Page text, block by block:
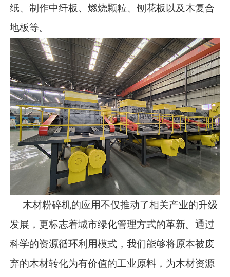
纸、制作中纤板、燃烧颗粒、刨花板以及木复合
地板等。
木材粉碎机的应用不仅推动了相关产业的升级
发展，更标志着城市绿化管理方式的革新。通过
科学的资源循环利用模式，我们能够将原本被废
弃的木材转化为有价值的工业原料，为木材资源